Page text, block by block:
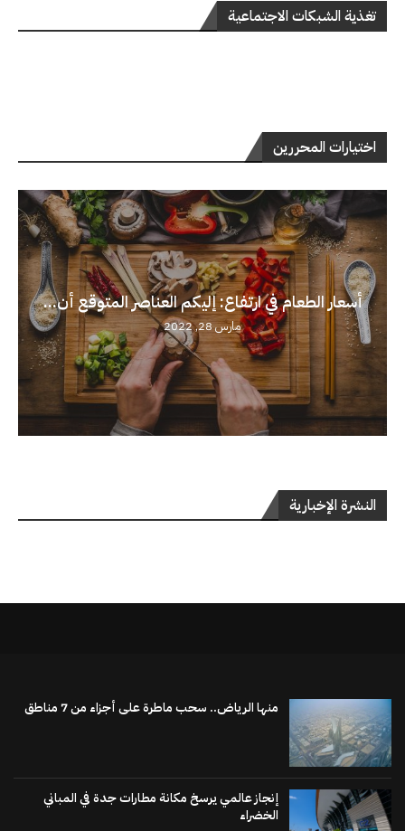
تغذية الشبكات الاجتماعية
اختيارات المحررين
أسعار الطعام في ارتفاع: إليكم العناصر المتوقع أن...
مارس 28, 2022
النشرة الإخبارية
منها الرياض.. سحب ماطرة على أجزاء من 7 مناطق
إنجاز عالمي يرسخ مكانة مطارات جدة في المباني
الخضراء